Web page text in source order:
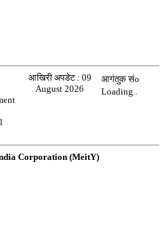
आखिरी अपडेट : 09
August 2026
आगंतुक संo
Loading..
Corporation (MeitY)